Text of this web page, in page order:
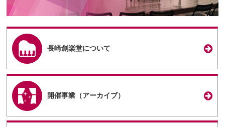
長崎創楽堂について
開催事業（アーカイブ）